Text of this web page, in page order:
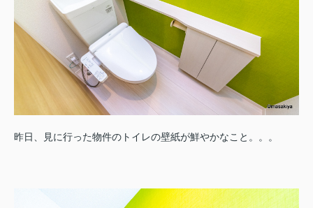
昨日、見に行った物件のトイレの壁紙が鮮やかなこと。。。